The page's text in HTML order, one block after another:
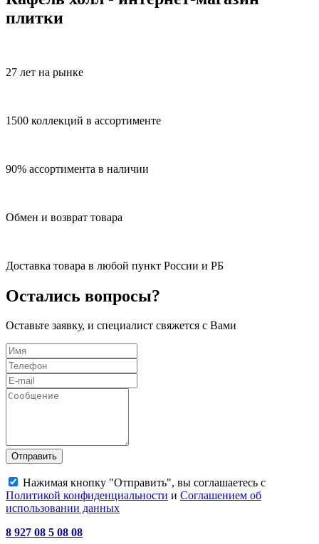
плитки
27 лет на рынке
1500 коллекций в ассортименте
90% ассортимента в наличии
Обмен и возврат товара
Доставка товара в любой пункт России и РБ
Остались вопросы?
Оставьте заявку, и специалист свяжется с Вами
Отправить
Нажимая кнопку "Отправить", вы соглашаетесь с
Политикой конфиденциальности и Соглашением об
использовании данных
8 927 08 5 08 08